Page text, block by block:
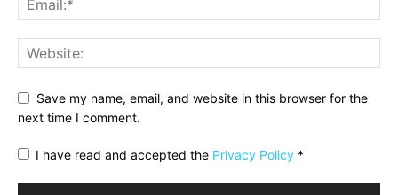
Save my name, email, and website in this browser for the
next time I comment.
I have read and accepted the Privacy Policy *